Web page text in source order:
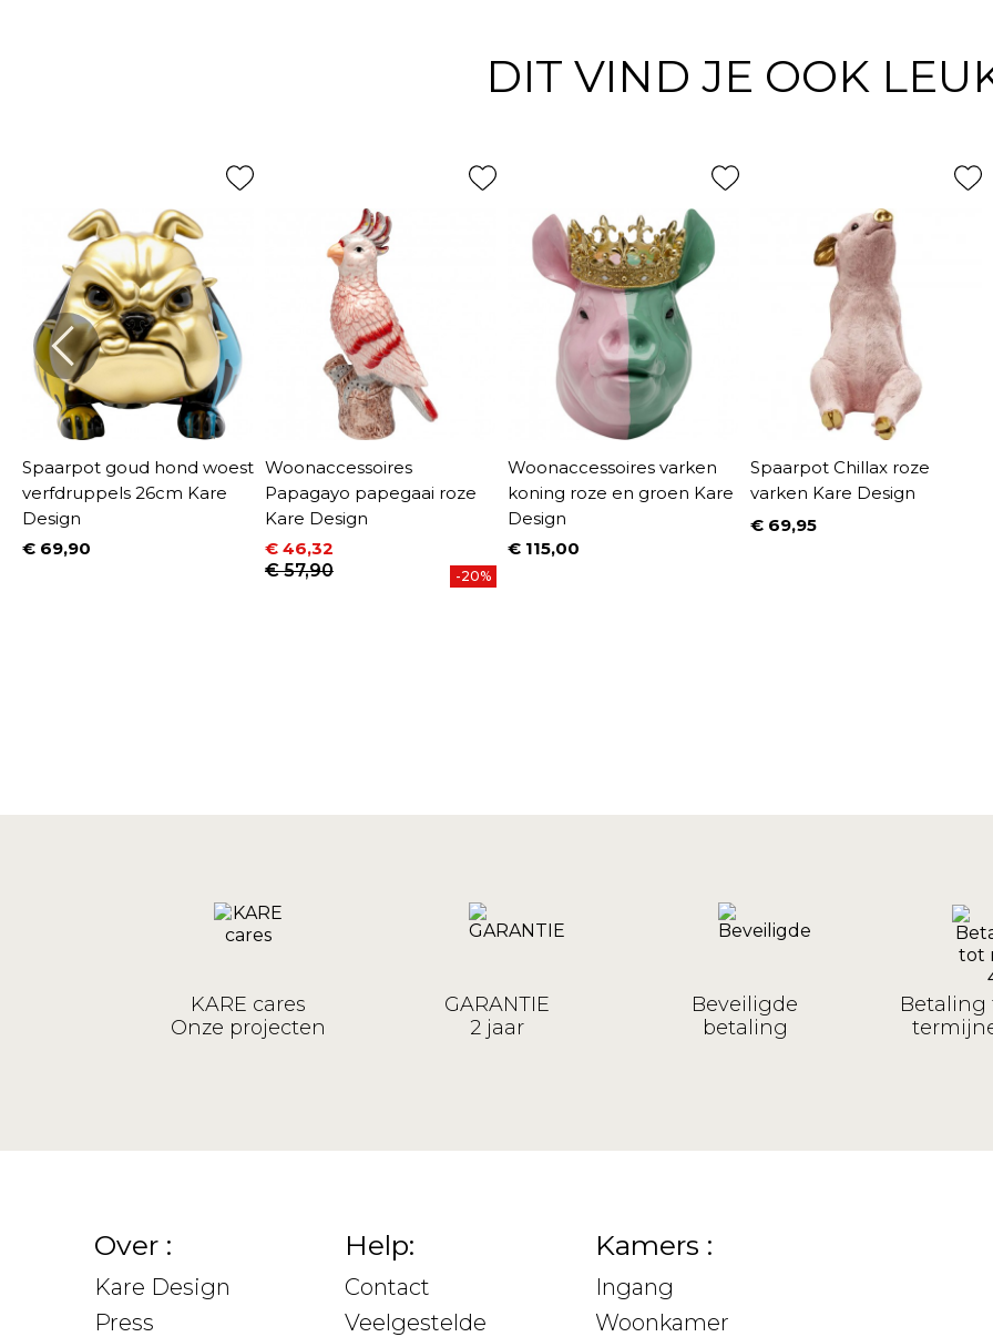
DIT VIND JE OOK
Spaarpot goud hond woest
verfdruppels 26cm Kare
Design
Prijs
€ 69,90
Woonaccessoires
Papagayo papegaai roze
Kare Design
Prijs
€ 46,32
Normale prijs
€ 57,90 -20%
Woonaccessoires varken
koning roze en groen Kare
Design
Prijs
€ 115,00
Spaarpot Chillax roze
varken Kare Design
Prijs
€ 69,95
KARE cares
Onze projecten
GARANTIE
2 jaar
Beveiligde
betaling
Betaling
Over :
Kare Design
Press
Help:
Contact
Veelgestelde
Kamers :
Ingang
Woonkamer